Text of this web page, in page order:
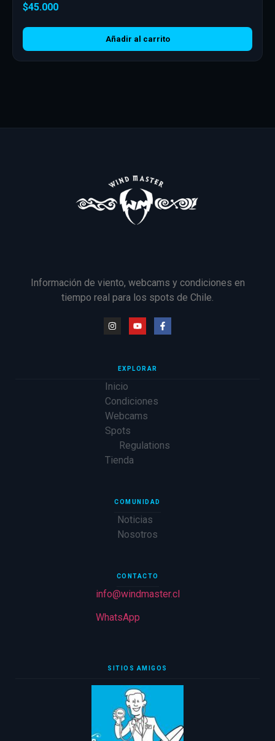
$45.000
Añadir al carrito
Información de viento, webcams y condiciones en
tiempo real para los spots de Chile.
EXPLORAR
Inicio
Condiciones
Webcams
Spots
Regulations
Tienda
COMUNIDAD
Noticias
Nosotros
CONTACTO
info@windmaster.cl
WhatsApp
SITIOS AMIGOS